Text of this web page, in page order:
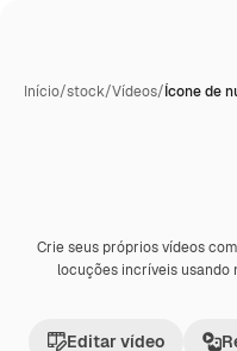
Início/stock/Vídeos/Ícone de
PremiumGerada com IA
Crie seus próprios vídeos
locuções incríveis usando
Editar vídeo